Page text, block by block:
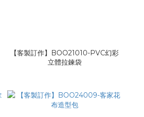
【客製訂作】BOO21010-PVC幻彩
立體拉鍊袋